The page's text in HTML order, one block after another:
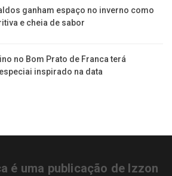
ganham espaço no inverno como
e cheia de sabor
no Bom Prato de Franca terá
inspirado na data
é uma publicação de Izzon